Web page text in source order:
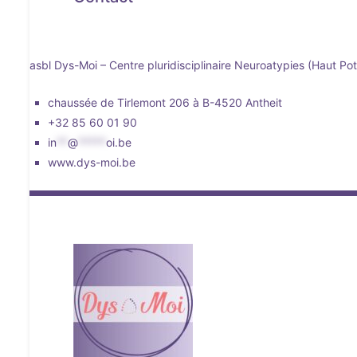
asbl Dys-Moi – Centre pluridisciplinaire Neuroatypies (Haut
chaussée de Tirlemont 206 à B-4520 Antheit
+32 85 60 01 90
in **@ *****oi.be
www.dys-moi.be